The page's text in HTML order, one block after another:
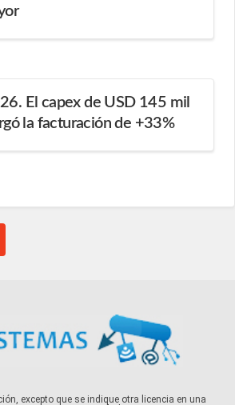
El capex de USD 145 mil
la facturación de +33%
excepto que se indique otra licencia en una